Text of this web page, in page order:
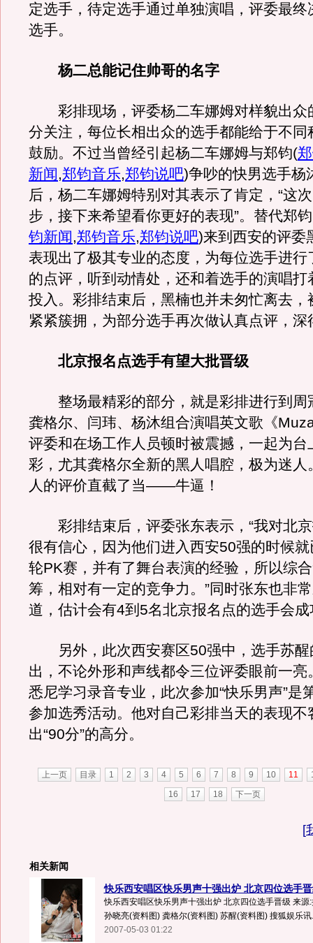
定选手，待定选手通过单独演唱，评委最终
选手。
杨二总能记住帅哥的名字
彩排现场，评委杨二车娜姆对样貌出众
分关注，每位长相出众的选手都能给于不同
鼓励。不过当曾经引起杨二车娜姆与郑钧(
新闻,郑钧音乐,郑钧说吧)争吵的快男选手杨
后，杨二车娜姆特别对其表示了肯定，“这
步，接下来希望看你更好的表现”。替代郑钧
钧新闻,郑钧音乐,郑钧说吧)来到西安的评委
表现出了极其专业的态度，为每位选手进行
的点评，听到动情处，还和着选手的演唱打
投入。彩排结束后，黑楠也并未匆忙离去，
紧紧簇拥，为部分选手再次做认真点评，深
北京报名点选手有望大批晋级
整场最精彩的部分，就是彩排进行到周
龚格尔、闫玮、杨沐组合演唱英文歌《
评委和在场工作人员顿时被震撼，一起为台
彩，尤其龚格尔全新的黑人唱腔，极为迷人
人的评价直截了当——牛逼！
彩排结束后，评委张东表示，“我对北京
很有信心，因为他们进入西安50强的时候
轮PK赛，并有了舞台表演的经验，所以综
筹，相对有一定的竞争力。”同时张东也非
道，估计会有4到5名北京报名点的选手会
另外，此次西安赛区50强中，选手苏醒
出，不论外形和声线都令三位评委眼前一亮
悉尼学习录音专业，此次参加“快乐男声”是
参加选秀活动。他对自己彩排当天的表现不
出“90分”的高分。
上一页 目录 1 2 3 4 5 6 7 8 9 10 11
16
17 18 下一页
[
相关新闻
快乐西安唱区快乐男声十强出炉 北京四位选手
快乐西安唱区快乐男声十强出炉 北京四位选手晋级 来源
孙晓亮(资料图) 龚格尔(资料图) 苏醒(资料图) 搜狐娱乐讯
2007-05-03 01:22